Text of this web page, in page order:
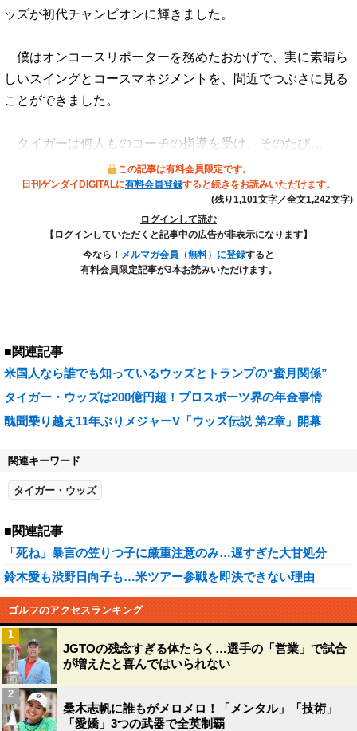
ッズが初代チャンピオンに輝きました。
僕はオンコースリポーターを務めたおかげで、実に素晴ら
しいスイングとコースマネジメントを、間近でつぶさに見る
ことができました。
タイガーは何人ものコーチの指導を受け、そのたび…
この記事は有料会員限定です。
日刊ゲンダイDIGITALに有料会員登録すると続きをお読みいただけます。
(残り1,101文字／全文1,242文字)
ログインして読む
【ログインしていただくと記事中の広告が非表示になります】
今なら！ メルマガ会員（無料）に登録すると
有料会員限定記事が3本お読みいただけます。
■関連記事
米国人なら誰でも知っているウッズとトランプの“蜜月関係”
タイガー・ウッズは200億円超！プロスポーツ界の年金事情
醜聞乗り越え11年ぶりメジャーV「ウッズ伝説 第2章」開幕
関連キーワード
タイガー・ウッズ
■関連記事
「死ね」暴言の笠りつ子に厳重注意のみ…遅すぎた大甘処分
鈴木愛も渋野日向子も…米ツアー参戦を即決できない理由
ゴルフのアクセスランキング
JGTOの残念すぎる体たらく…選手の「営業」で試合
が増えたと喜んではいられない
1
桑木志帆に誰もがメロメロ！「メンタル」「技術」
「愛嬌」3つの武器で全英制覇
2